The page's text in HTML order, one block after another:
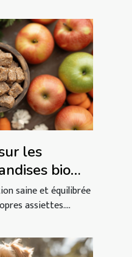
les
bio
saine et équilibrée
assiettes....